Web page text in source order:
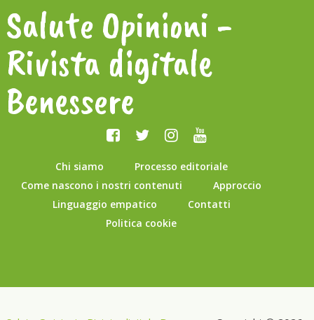
Salute Opinioni -
Rivista digitale
Benessere
Chi siamo
Processo editoriale
Come nascono i nostri contenuti
Approccio
Linguaggio empatico
Contatti
Politica cookie